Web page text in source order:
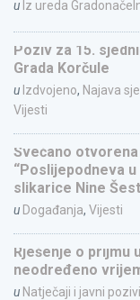
u Iz ureda
Poziv za 15.
Grada Korčule
u Izdvojeno, Najava
Vijesti
Svečano
“Poslijepodneva
slikarice Nine
u Događanja, Vijesti
Rješenje o prijmu
neodređeno
u Natječaji i javni pozivi